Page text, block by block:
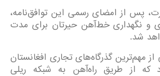
پس از امضای رسمی این توافق‌نامه،
و نگهداری خط‌آهن حیرتان برای مدت
شد.
از مهم‌ترین گذرگاه‌های تجاری افغانستان
که از طریق راه‌آهن به شبکه ریلی